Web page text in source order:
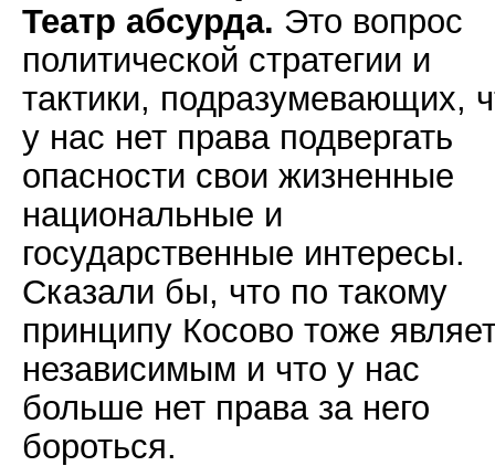
Театр абсурда. Это вопрос
политической стратегии и
тактики, подразумевающих,
у нас нет права подвергать
опасности свои жизненные
национальные и
государственные интересы.
Сказали бы, что по такому
принципу Косово тоже
независимым и что у нас
больше нет права за него
бороться.